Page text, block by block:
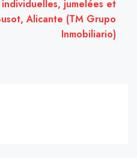
jumelées et
Alicante (TM Grupo
Inmobiliario)